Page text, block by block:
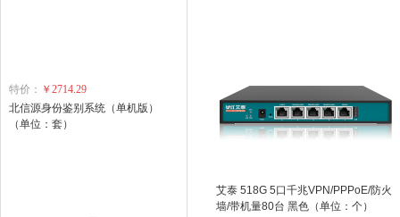
艾泰 518G 5口千兆VPN/PPPoE/防火
墙/带机量80台 黑色（单位：个）
特价： ￥2714.29
北信源身份鉴别系统（单机版）
（单位：套）